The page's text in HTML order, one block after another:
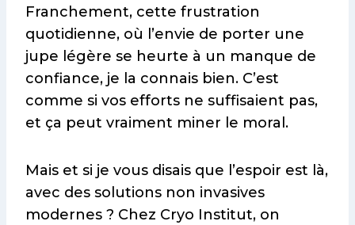
Franchement, cette frustration
quotidienne, où l’envie de porter une
jupe légère se heurte à un manque de
confiance, je la connais bien. C’est
comme si vos efforts ne suffisaient pas,
et ça peut vraiment miner le moral.
Mais et si je vous disais que l’espoir est là,
avec des solutions non invasives
modernes ? Chez Cryo Institut, on